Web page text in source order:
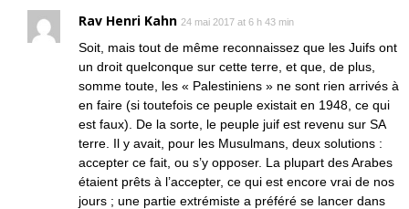
Rav Henri Kahn 24 mai 2017 at 6 h 43 min
Soit, mais tout de même reconnaissez que les Juifs ont
un droit quelconque sur cette terre, et que, de plus,
somme toute, les « Palestiniens » ne sont rien arrivés à
en faire (si toutefois ce peuple existait en 1948, ce qui
est faux). De la sorte, le peuple juif est revenu sur SA
terre. Il y avait, pour les Musulmans, deux solutions :
accepter ce fait, ou s’y opposer. La plupart des Arabes
étaient prêts à l’accepter, ce qui est encore vrai de nos
jours ; une partie extrémiste a préféré se lancer dans